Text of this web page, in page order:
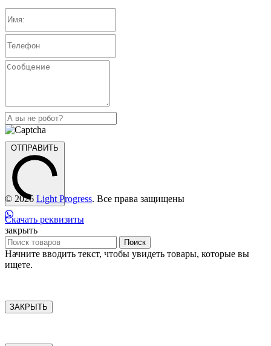
ОТПРАВИТЬ
© 2026 Light Progress. Все права защищены
Скачать реквизиты
закрыть
Поиск
Начните вводить текст, чтобы увидеть товары, которые вы
ищете.
ЗАКРЫТЬ